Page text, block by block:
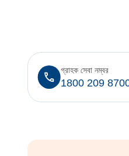
1800 209
গ্রাহক সেবা নম্বর